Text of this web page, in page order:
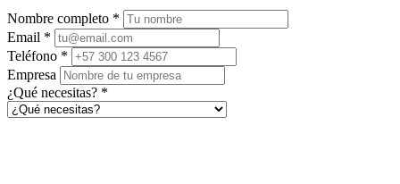
Nombre completo *
Email *
Teléfono *
Empresa
¿Qué necesitas? *